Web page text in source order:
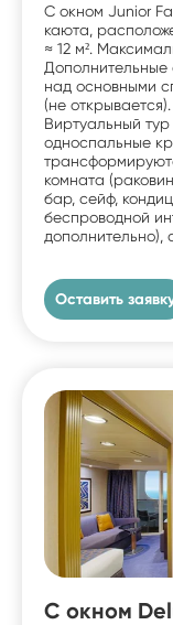
C окном Junior
каюта,
≈ 12 м².
Дополнительные
над основными
(не
Виртуальный
односпальные
комната
бар, сейф,
беспроводной
дополнительно),
Оставить
С окном